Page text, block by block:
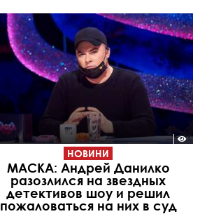
НОВИНИ
МАСКА: Андрей Данилко
разозлился на звездных
детективов шоу и решил
пожаловаться на них в суд